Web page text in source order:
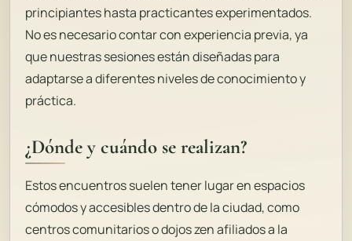
principiantes hasta practicantes experimentados.
No es necesario contar con experiencia previa, ya
que nuestras sesiones están diseñadas para
adaptarse a diferentes niveles de conocimiento y
práctica.
¿Dónde y cuándo se realizan?
Estos encuentros suelen tener lugar en espacios
cómodos y accesibles dentro de la ciudad, como
centros comunitarios o dojos zen afiliados a la